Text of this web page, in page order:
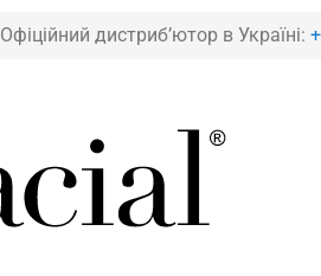
Офіційний дистриб’ютор в Україні: